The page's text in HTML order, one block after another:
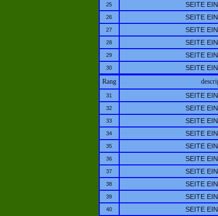
25 SEITE
26 SEITE
27 SEITE
28 SEITE
29 SEITE
30 SEITE
Rang
31 SEITE
32 SEITE
33 SEITE
34 SEITE
35 SEITE
36 SEITE
37 SEITE
38 SEITE
39 SEITE
40 SEITE